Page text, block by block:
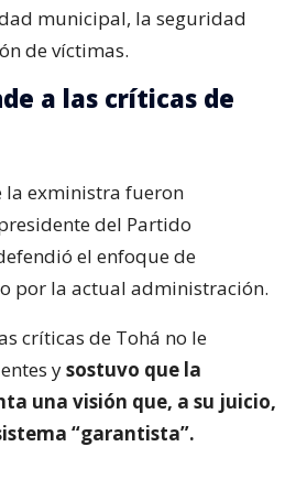
municipal, la seguridad
de víctimas.
a las críticas de
la exministra fueron
del Partido
el enfoque de
por la actual administración.
críticas de Tohá no le
ysostuvo que la
una visión que, a su juicio,
“garantista”.